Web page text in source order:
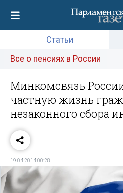
Статьи
Все о пенсиях в России
Минкомсвязь
частную жизнь
незаконного сбора
19.04.2014 00:28